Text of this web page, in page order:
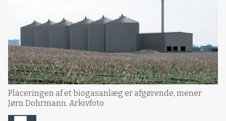
Placeringen af et biogasanlæg er afgørende, mener
Jørn Dohrmann. Arkivfoto